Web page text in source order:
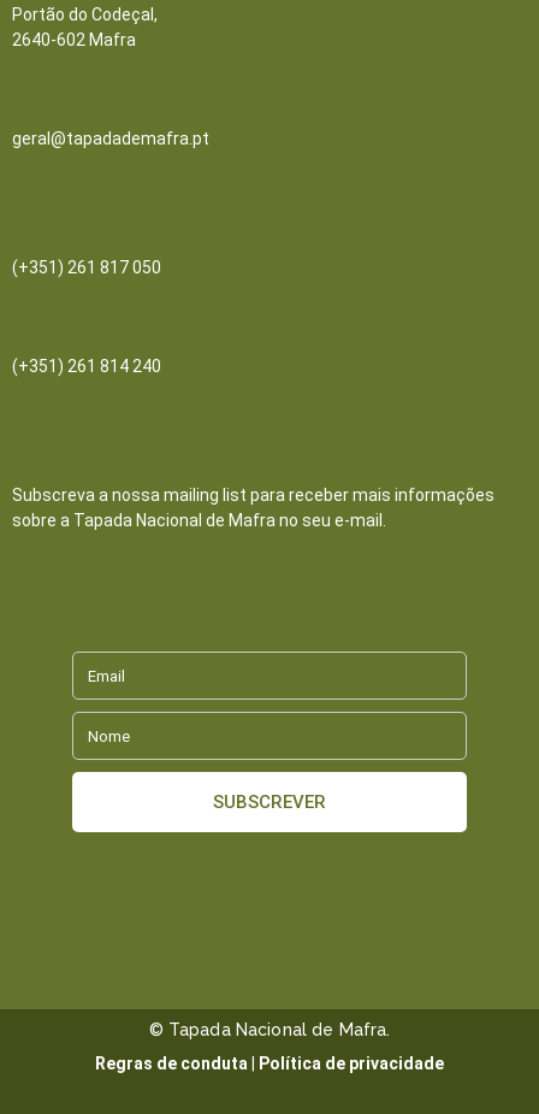
Portão do Codeçal,
2640-602 Mafra
geral@tapadademafra.pt
(+351) 261 817 050
(+351) 261 814 240
Subscreva a nossa mailing list para receber mais informações
sobre a Tapada Nacional de Mafra no seu e-mail.
© Tapada Nacional de Mafra.
Regras de conduta
Política de privacidade